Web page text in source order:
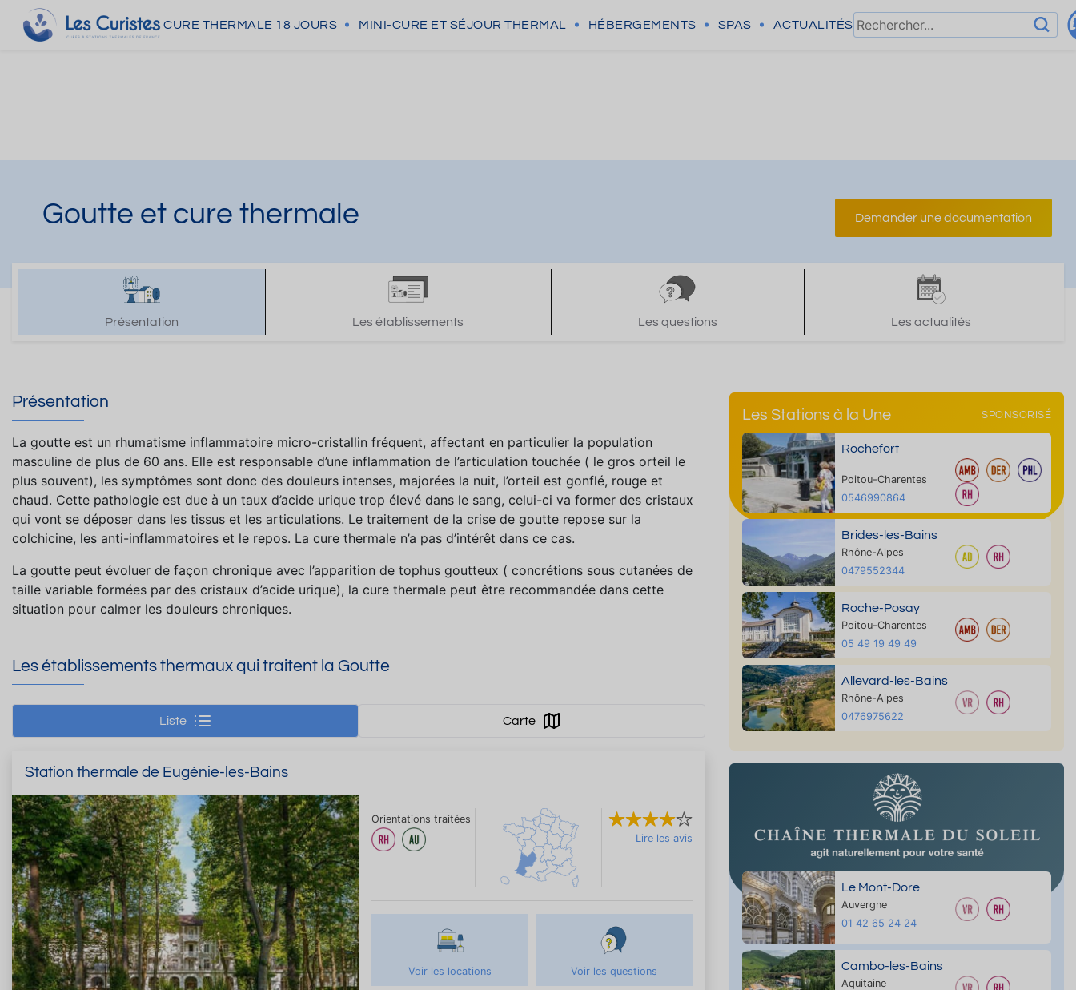
CURE THERMALE 18 JOURS MINI-CURE ET SÉJOUR THERMAL HÉBERGEMENTS SPAS ACTUALITÉS
Goutte et cure thermale Demander une documentation
Présentation Les établissements Les questions Les actualités
Présentation
La goutte est un rhumatisme inflammatoire micro-cristallin fréquent, affectant en particulier la population
masculine de plus de 60 ans. Elle est responsable d’une inflammation de l’articulation touchée ( le gros orteil le
plus souvent), les symptômes sont donc des douleurs intenses, majorées la nuit, l’orteil est gonflé, rouge et
chaud. Cette pathologie est due à un taux d’acide urique trop élevé dans le sang, celui-ci va former des cristaux
qui vont se déposer dans les tissus et les articulations. Le traitement de la crise de goutte repose sur la
colchicine, les anti-inflammatoires et le repos. La cure thermale n’a pas d’intérêt dans ce cas.
La goutte peut évoluer de façon chronique avec l’apparition de tophus goutteux ( concrétions sous cutanées de
taille variable formées par des cristaux d’acide urique), la cure thermale peut être recommandée dans cette
situation pour calmer les douleurs chroniques.
Les établissements thermaux qui traitent la Goutte
Liste Carte
Station thermale de Eugénie-les-Bains
Orientations traitées
Lire les avis
Voir les locations Voir les questions
Les Stations à la Une SPONSORISÉ
Rochefort
Poitou-Charentes
0546990864
Brides-les-Bains
Rhône-Alpes
0479552344
Roche-Posay
Poitou-Charentes
05 49 19 49 49
Allevard-les-Bains
Rhône-Alpes
0476975622
Le Mont-Dore
Auvergne
01 42 65 24 24
Cambo-les-Bains
Aquitaine